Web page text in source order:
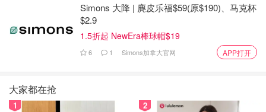
Simons 大降 | 麂皮乐福$59(原$190)、马克杯
$2.9
1.5折起 NewEra棒球帽$19
6 1 Simons加拿大官网 APP打开
大家都在抢
1 2